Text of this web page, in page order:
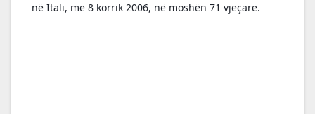
në Itali, me 8 korrik 2006, në moshën 71 vjeçare.